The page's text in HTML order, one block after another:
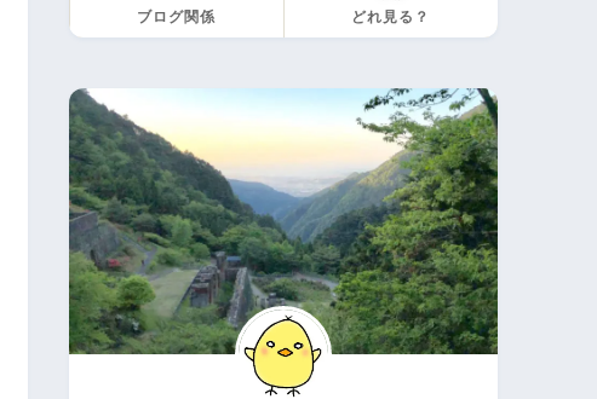
ブログ関係 どれ見る？